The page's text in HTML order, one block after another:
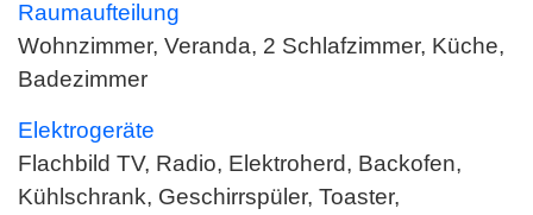
Raumaufteilung
Wohnzimmer, Veranda, 2 Schlafzimmer, Küche,
Badezimmer
Elektrogeräte
Flachbild TV, Radio, Elektroherd, Backofen,
Kühlschrank, Geschirrspüler, Toaster,